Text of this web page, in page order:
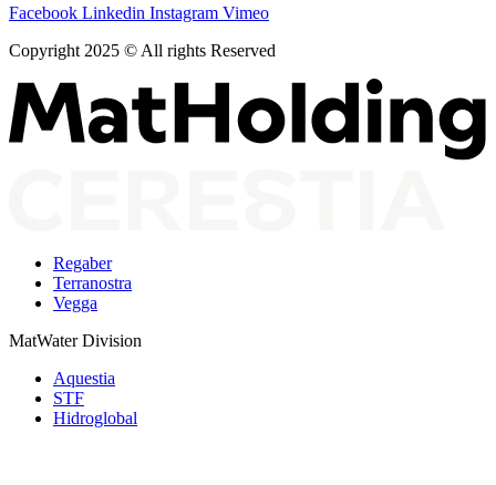
Facebook Linkedin Instagram Vimeo
Copyright 2025 © All rights Reserved
Regaber
Terranostra
Vegga
MatWater Division
Aquestia
STF
Hidroglobal